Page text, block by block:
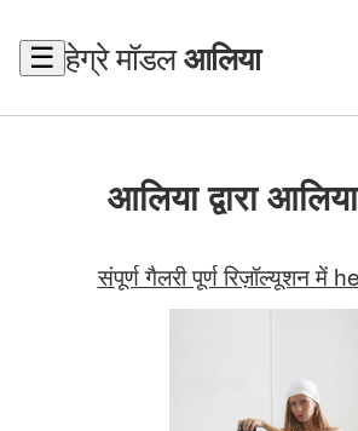
☰ हेग्रे मॉडलआलिया
आलिया द्वारा
संपूर्ण गैलरी पूर्ण रिज़ॉल्यूशन में